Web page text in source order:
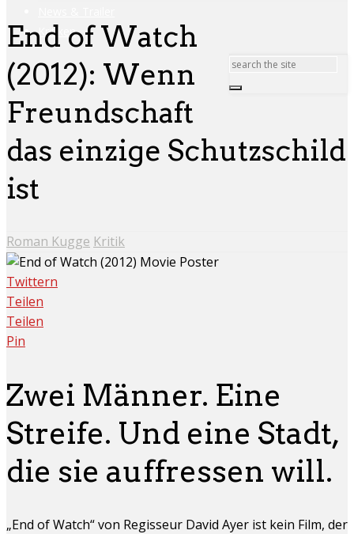
Kritiken
End of Watch
(2012): Wenn
Freundschaft
das einzige Schutzschild
ist
Roman Kugge Kritik
Twittern
Teilen
Teilen
Pin
Zwei Männer. Eine
Streife. Und eine Stadt,
die sie auffressen will.
„End of Watch“ von Regisseur David Ayer ist kein Film, der